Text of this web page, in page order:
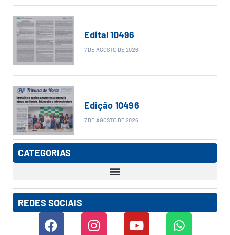
Edital 10496
7 DE AGOSTO DE 2026
Edição 10496
7 DE AGOSTO DE 2026
CATEGORIAS
REDES SOCIAIS